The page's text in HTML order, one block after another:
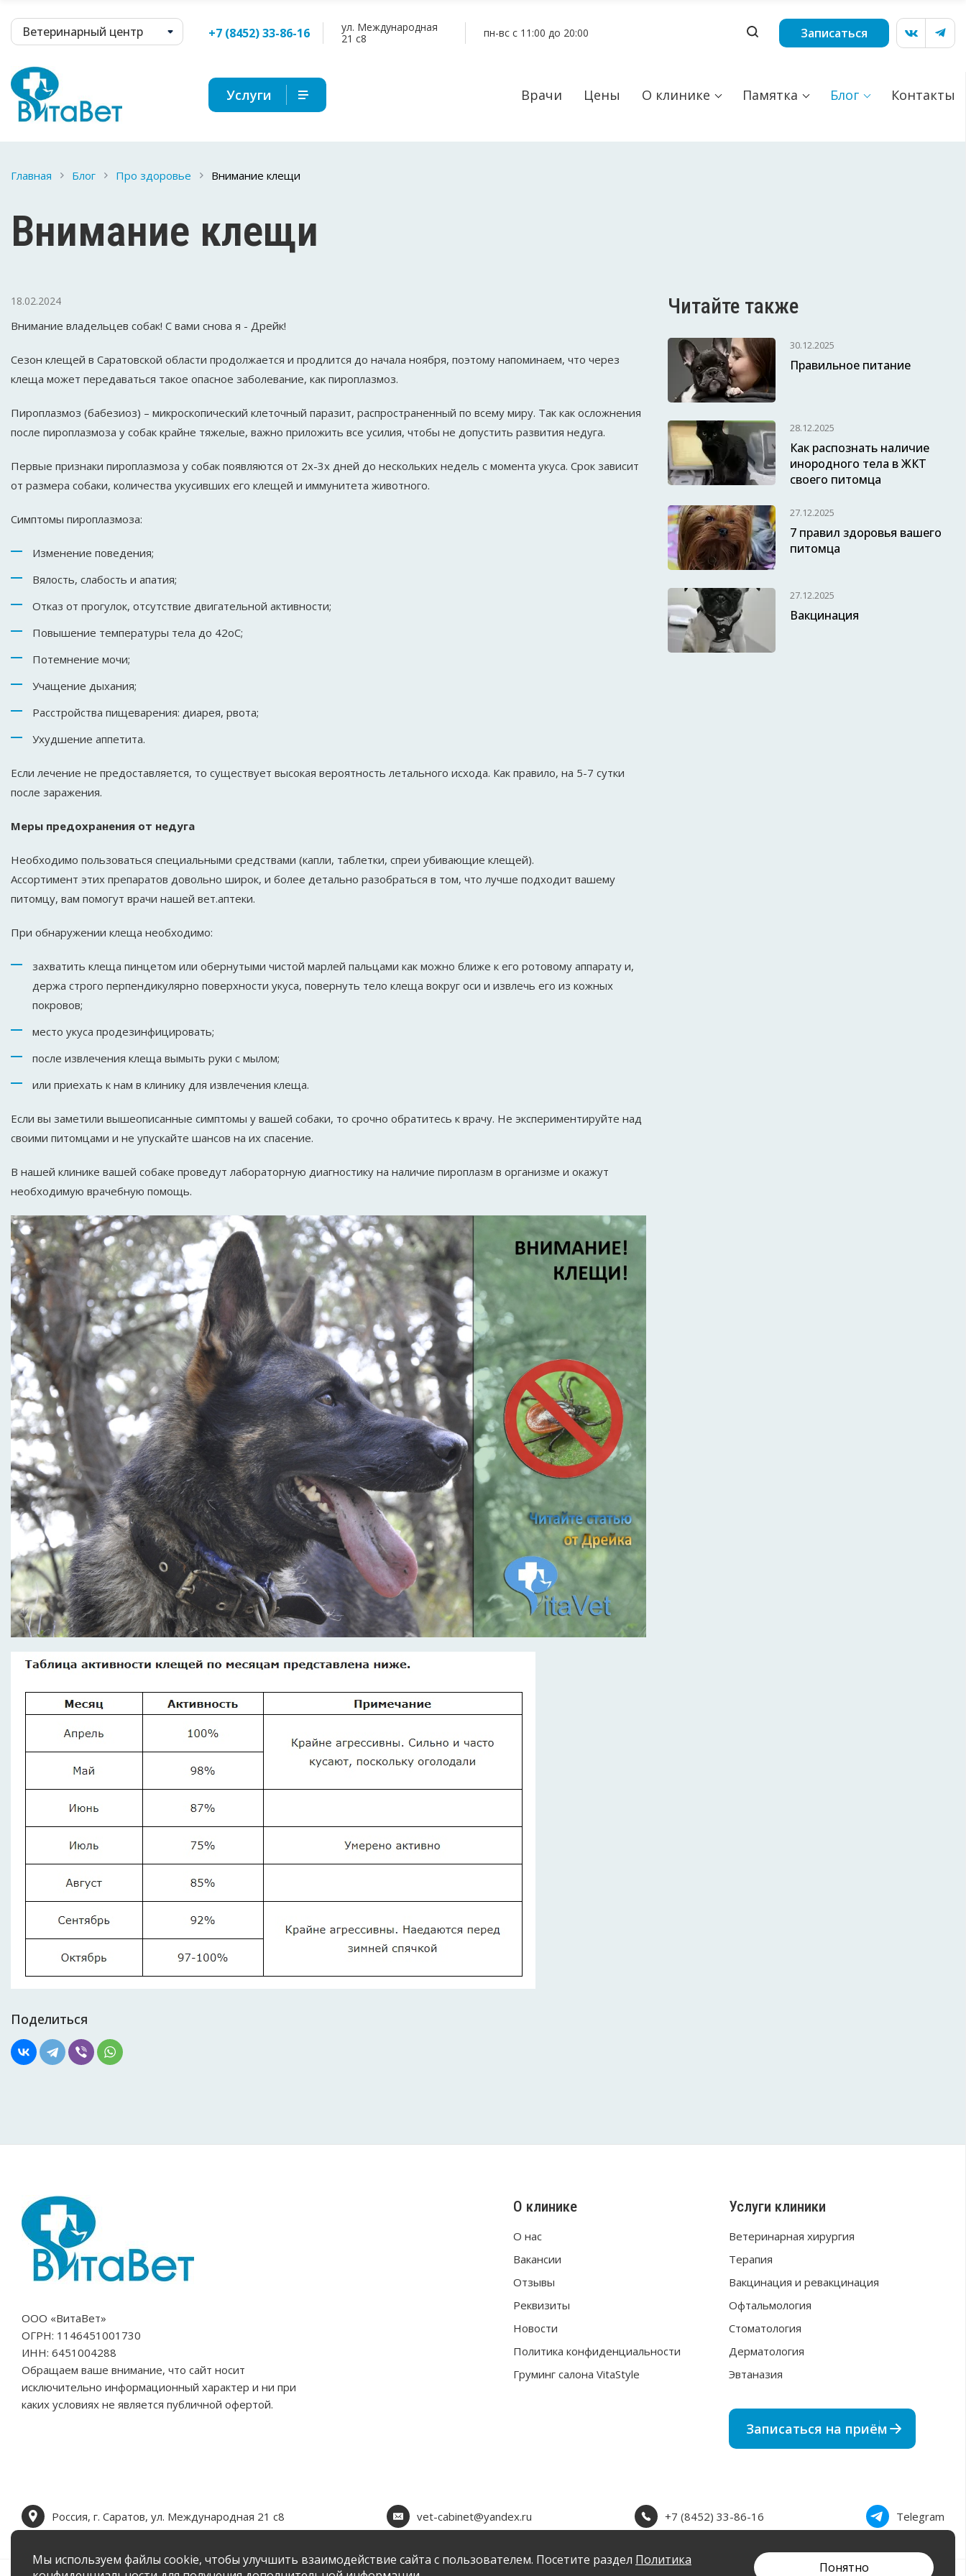
Ветеринарный центр +7 (8452) 33-86-16
ул. Международная
21 c8
пн-вс c 11:00 до 20:00 Записаться
Услуги Врачи Цены О клинике Памятка Блог Контакты
Главная Блог Про здоровье Внимание клещи
Внимание клещи
18.02.2024
Внимание владельцев собак! С вами снова я - Дрейк!
Сезон клещей в Саратовской области продолжается и продлится до начала ноября, поэтому напоминаем, что через
клеща может передаваться такое опасное заболевание, как пироплазмоз.
Пироплазмоз (бабезиоз) – микроскопический клеточный паразит, распространенный по всему миру. Так как осложнения
после пироплазмоза у собак крайне тяжелые, важно приложить все усилия, чтобы не допустить развития недуга.
Первые признаки пироплазмоза у собак появляются от 2х-3х дней до нескольких недель с момента укуса. Срок зависит
от размера собаки, количества укусивших его клещей и иммунитета животного.
Симптомы пироплазмоза:
Изменение поведения;
Вялость, слабость и апатия;
Отказ от прогулок, отсутствие двигательной активности;
Повышение температуры тела до 42оС;
Потемнение мочи;
Учащение дыхания;
Расстройства пищеварения: диарея, рвота;
Ухудшение аппетита.
Если лечение не предоставляется, то существует высокая вероятность летального исхода. Как правило, на 5-7 сутки
после заражения.
Меры предохранения от недуга
Необходимо пользоваться специальными средствами (капли, таблетки, спреи убивающие клещей).
Ассортимент этих препаратов довольно широк, и более детально разобраться в том, что лучше подходит вашему
питомцу, вам помогут врачи нашей вет.аптеки.
При обнаружении клеща необходимо:
захватить клеща пинцетом или обернутыми чистой марлей пальцами как можно ближе к его ротовому аппарату и,
держа строго перпендикулярно поверхности укуса, повернуть тело клеща вокруг оси и извлечь его из кожных
покровов;
место укуса продезинфицировать;
после извлечения клеща вымыть руки с мылом;
или приехать к нам в клинику для извлечения клеща.
Если вы заметили вышеописанные симптомы у вашей собаки, то срочно обратитесь к врачу. Не экспериментируйте над
своими питомцами и не упускайте шансов на их спасение.
В нашей клинике вашей собаке проведут лабораторную диагностику на наличие пироплазм в организме и окажут
необходимую врачебную помощь.
Поделиться
Читайте также
30.12.2025
Правильное питание
28.12.2025
Как распознать наличие
инородного тела в ЖКТ
своего питомца
27.12.2025
7 правил здоровья вашего
питомца
27.12.2025
Вакцинация
ООО «ВитаВет»
ОГРН: 1146451001730
ИНН: 6451004288
Обращаем ваше внимание, что сайт носит
исключительно информационный характер и ни при
каких условиях не является публичной офертой.
О клинике
О нас
Вакансии
Отзывы
Реквизиты
Новости
Политика конфиденциальности
Груминг салона VitaStyle
Услуги клиники
Ветеринарная хирургия
Терапия
Вакцинация и ревакцинация
Офтальмология
Стоматология
Дерматология
Эвтаназия
Записаться на приём
Россия, г. Саратов, ул. Международная 21 c8 vet-cabinet@yandex.ru +7 (8452) 33-86-16 Telegram
Мы используем файлы cookie, чтобы улучшить взаимодействие сайта с пользователем. Посетите раздел Политика
Понятно